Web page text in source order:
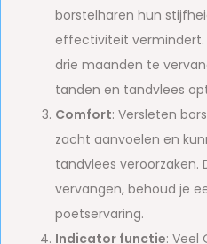
borstelharen hun
effectiviteit vermindert.
drie maanden te
tanden en tandvlees
Comfort: Versleten
zacht aanvoelen en
tandvlees veroorzaken.
vervangen, behoud je
poetservaring.
Indicator functie: Veel